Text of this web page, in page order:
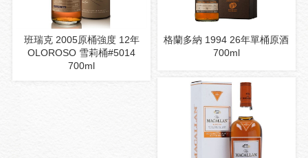
班瑞克 2005原桶強度 12年
OLOROSO 雪莉桶#5014
700ml
格蘭多納 1994 26年單桶原酒
700ml